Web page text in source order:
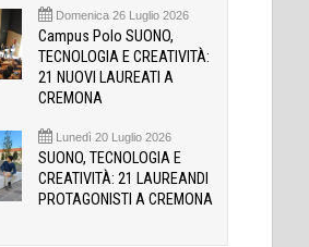
Domenica 26 Luglio 2026
Campus Polo SUONO,
TECNOLOGIA E CREATIVITÀ:
21 NUOVI LAUREATI A
CREMONA
Lunedì 20 Luglio 2026
SUONO, TECNOLOGIA E
CREATIVITÀ: 21 LAUREANDI
PROTAGONISTI A CREMONA